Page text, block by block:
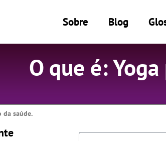
Sobre Blog
O que é:
da saúde.